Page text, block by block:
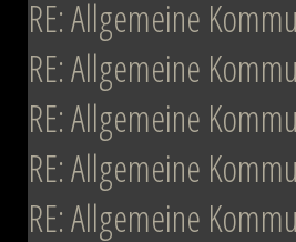
RE: Allgemeine
RE: Allgemeine
RE: Allgemeine
RE: Allgemeine
RE: Allgemeine